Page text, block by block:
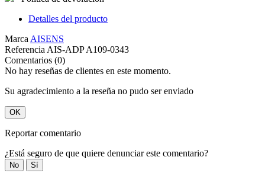
Detalles del producto
MarcaAISENS
ReferenciaAIS-ADP A109-0343
Comentarios (0)
No hay reseñas de clientes en este momento.
Su agradecimiento a la reseña no pudo ser enviado
OK
Reportar comentario
¿Está seguro de que quiere denunciar este comentario?
No Sí